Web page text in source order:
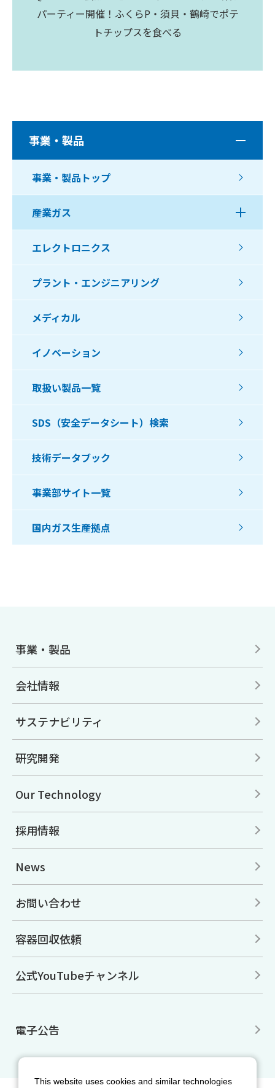
パーティー開催！ふくらP・須貝・鶴崎でポテ
トチップスを食べる
事業・製品
事業・製品トップ
産業ガス
エレクトロニクス
プラント・エンジニアリング
メディカル
イノベーション
取扱い製品一覧
SDS（安全データシート）検索
技術データブック
事業部サイト一覧
国内ガス生産拠点
事業・製品
会社情報
サステナビリティ
研究開発
Our Technology
採用情報
News
お問い合わせ
容器回収依頼
公式YouTubeチャンネル
電子公告
This website uses cookies and similar technologies